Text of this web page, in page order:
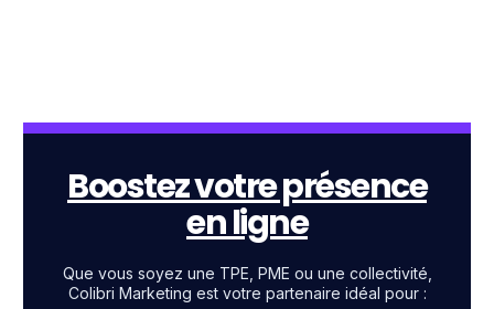
Boostez votre présence
en ligne
Que vous soyez une TPE, PME ou une collectivité,
Colibri Marketing est votre partenaire idéal pour :